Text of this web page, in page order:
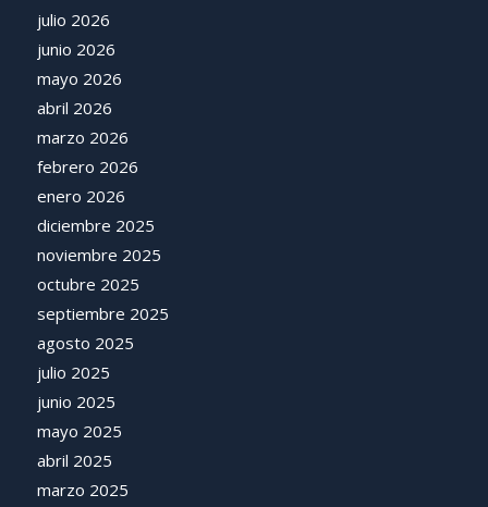
julio 2026
junio 2026
mayo 2026
abril 2026
marzo 2026
febrero 2026
enero 2026
diciembre 2025
noviembre 2025
octubre 2025
septiembre 2025
agosto 2025
julio 2025
junio 2025
mayo 2025
abril 2025
marzo 2025